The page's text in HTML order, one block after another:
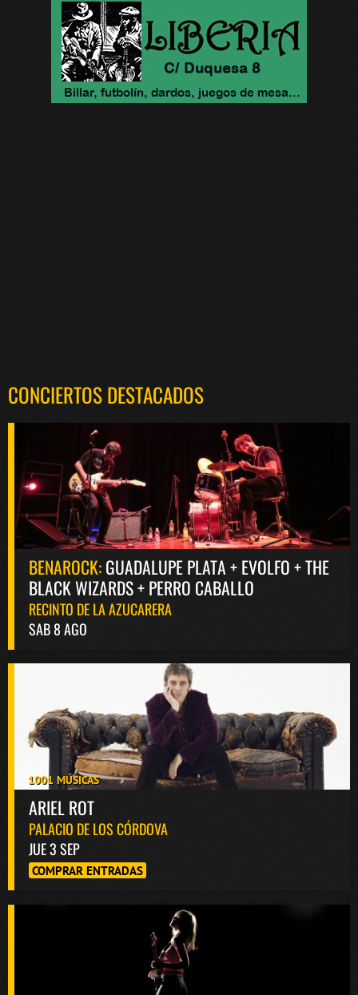
CONCIERTOS DESTACADOS
BENAROCK:GUADALUPE PLATA + EVOLFO + THE
BLACK WIZARDS + PERRO CABALLO
RECINTO DE LA AZUCARERA
SAB 8 AGO
1001 MÚSICAS
ARIEL ROT
PALACIO DE LOS CÓRDOVA
JUE 3 SEP
COMPRAR ENTRADAS